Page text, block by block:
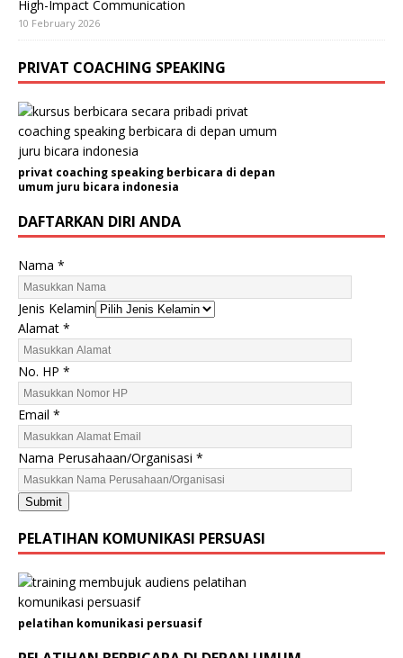
High-Impact Communication
10 February 2026
PRIVAT COACHING SPEAKING
privat coaching speaking berbicara di depan
umum juru bicara indonesia
DAFTARKAN DIRI ANDA
Nama *
Jenis Kelamin
Alamat *
E
m
a
i
l
P
e
r
u
s
a
h
a
a
n
No. HP *
Email *
Nama Perusahaan/Organisasi *
Submit
PELATIHAN KOMUNIKASI PERSUASI
pelatihan komunikasi persuasif